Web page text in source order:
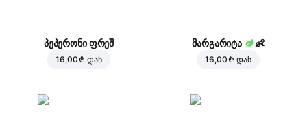
პეპერონი ფრეშ
16,00 ₾ დან
მარგარიტა 👶
16,00 ₾ დან